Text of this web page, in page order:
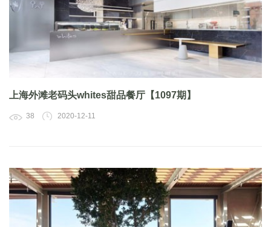
上海外滩老码头whites甜品餐厅【1097期】
38 2020-12-11